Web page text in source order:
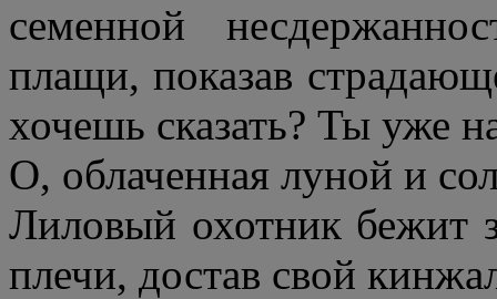
семенной
плащи, показав
хочешь сказать? Ты уже
О, облаченная луной и
Лиловый охотник бежит
плечи, достав свой